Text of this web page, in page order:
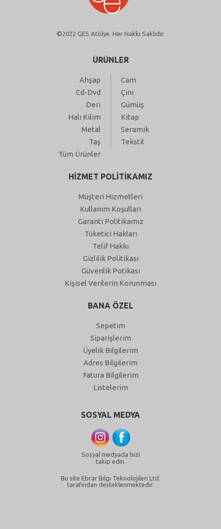
©2022 GES Atölye. Her Hakkı Saklıdır.
ÜRÜNLER
Ahşap
Cam
Cd-Dvd
Çini
Deri
Gümüş
Halı Kilim
Kitap
Metal
Seramik
Taş
Tekstil
Tüm Ürünler
HİZMET POLİTİKAMIZ
Müşteri Hizmetleri
Kullanım Koşulları
Garanti Politikamız
Tüketici Hakları
Telif Hakkı
Gizlilik Politikası
Güvenlik Potikası
Kişisel Verilerin Korunması
BANA ÖZEL
Sepetim
Siparişlerim
Üyelik Bilgilerim
Adres Bilgilerim
Fatura Bilgilerim
Listelerim
SOSYAL MEDYA
Sosyal medyada bizi
takip edin.
Bu site Ebrar Bilgi Teknolojileri Ltd.
tarafından desteklenmektedir.